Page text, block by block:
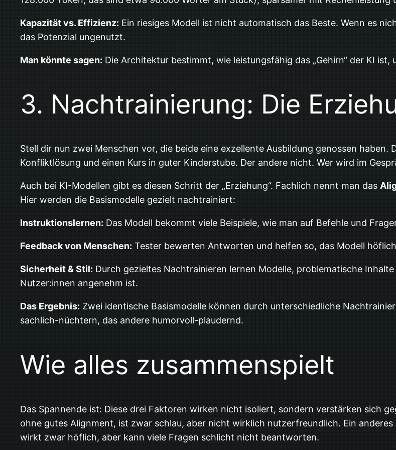
Kapazität vs. Effizienz: Ein riesiges Modell ist nicht automatisch das Beste. Wenn es
das Potenzial ungenutzt.
Man könnte sagen: Die Architektur bestimmt, wie leistungsfähig das „Gehirn“ der KI
3. Nachtrainierung: Die
Stell dir nun zwei Menschen vor, die beide eine exzellente Ausbildung genossen
Konfliktlösung und einen Kurs in guter Kinderstube. Der andere nicht. Wer wird im
Auch bei KI-Modellen gibt es diesen Schritt der „Erziehung“. Fachlich nennt man das
Hier werden die Basismodelle gezielt nachtrainiert:
Instruktionslernen: Das Modell bekommt viele Beispiele, wie man auf Befehle und
Feedback von Menschen: Tester bewerten Antworten und helfen so, das Modell
Sicherheit & Stil: Durch gezieltes Nachtrainieren lernen Modelle, problematische
Nutzer:innen angenehm ist.
Das Ergebnis: Zwei identische Basismodelle können durch unterschiedliche
sachlich-nüchtern, das andere humorvoll-plaudernd.
Wie alles zusammenspielt
Das Spannende ist: Diese drei Faktoren wirken nicht isoliert, sondern verstärken sich
ohne gutes Alignment, ist zwar schlau, aber nicht wirklich nutzerfreundlich. Ein
wirkt zwar höflich, aber kann viele Fragen schlicht nicht beantworten.